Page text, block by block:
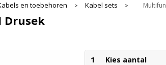
en toebehoren > Kabel sets >
1 Kies aantal